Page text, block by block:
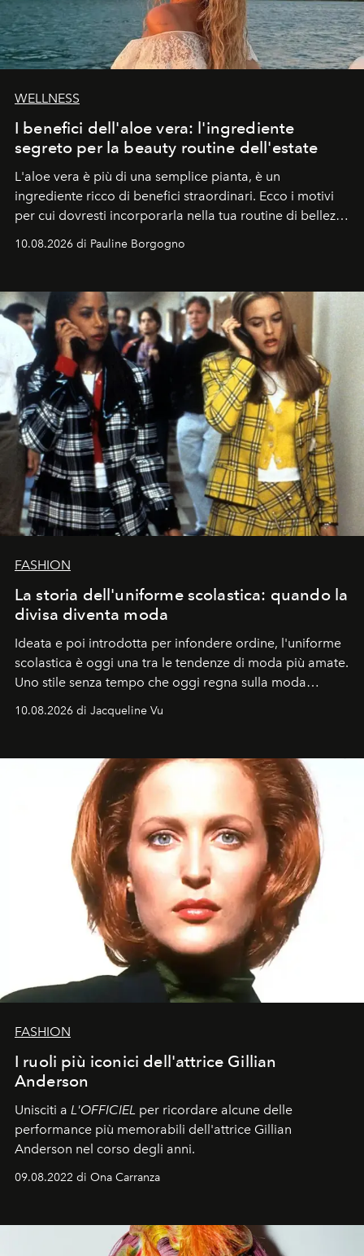
WELLNESS
I benefici dell'aloe vera: l'ingrediente
segreto per la beauty routine dell'estate
L'aloe vera è più di una semplice pianta, è un
ingrediente ricco di benefici straordinari. Ecco i motivi
per cui dovresti incorporarla nella tua routine di bellezza
10.08.2026 di Pauline Borgogno
FASHION
La storia dell'uniforme scolastica: quando la
divisa diventa moda
Ideata e poi introdotta per infondere ordine, l'uniforme
scolastica è oggi una tra le tendenze di moda più amate.
Uno stile senza tempo che oggi regna sulla moda
10.08.2026 di Jacqueline Vu
FASHION
I ruoli più iconici dell'attrice Gillian
Anderson
Unisciti a L'OFFICIEL per ricordare alcune delle
performance più memorabili dell'attrice Gillian
Anderson nel corso degli anni.
09.08.2022 di Ona Carranza